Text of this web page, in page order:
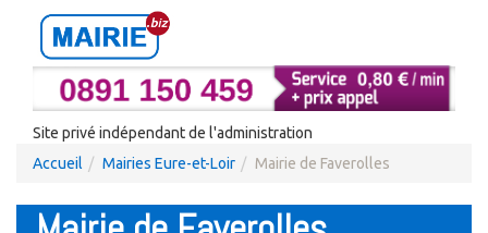
Site privé indépendant de l'administration
Accueil
Mairies Eure-et-Loir Mairie de Faverolles